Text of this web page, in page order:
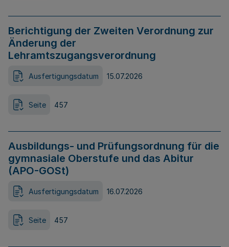
Berichtigung der Zweiten Verordnung zur
Änderung der
Lehramtszugangsverordnung
Ausfertigungsdatum 15.07.2026
Seite 457
Ausbildungs- und Prüfungsordnung für die
gymnasiale Oberstufe und das Abitur
(APO-GOSt)
Ausfertigungsdatum 16.07.2026
Seite 457